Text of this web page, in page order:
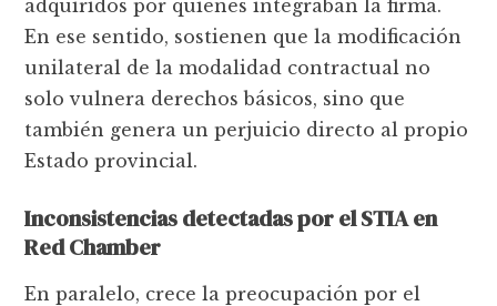
adquiridos por quienes integraban la firma.
En ese sentido, sostienen que la modificación
unilateral de la modalidad contractual no
solo vulnera derechos básicos, sino que
también genera un perjuicio directo al propio
Estado provincial.
Inconsistencias detectadas por el STIA en
Red Chamber
En paralelo, crece la preocupación por el